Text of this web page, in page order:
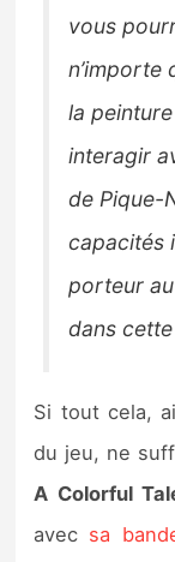
vous
n’importe
la
interagir
de Pique-
capacités
porteur
dans
Si tout cela,
du jeu, ne
A Colorful
avec sa